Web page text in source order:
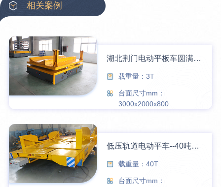
相关案例
湖北荆门电动平板车圆满交付成功案例
载重量：3T
台面尺寸mm：
3000x2000x800
低压轨道电动平车--40吨顺利交付上海某公司
载重量：40T
台面尺寸mm：